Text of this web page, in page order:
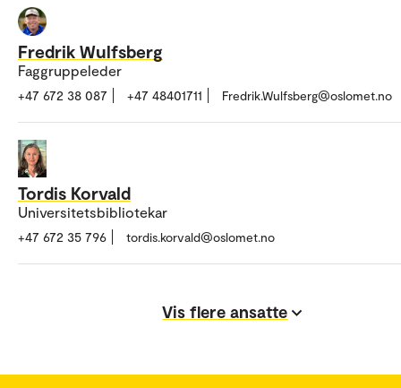
Fredrik Wulfsberg
Faggruppeleder
+47 672 38 087 +47 48401711 Fredrik.Wulfsberg@oslomet.no
Tordis Korvald
Universitetsbibliotekar
+47 672 35 796 tordis.korvald@oslomet.no
Vis flere ansatte